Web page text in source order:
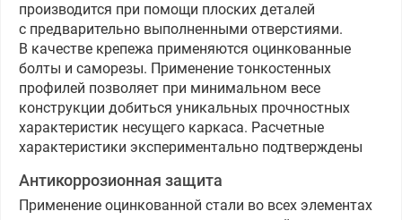
производится при помощи плоских деталей
с предварительно выполненными отверстиями.
В качестве крепежа применяются оцинкованные
болты и саморезы. Применение тонкостенных
профилей позволяет при минимальном весе
конструкции добиться уникальных прочностных
характеристик несущего каркаса. Расчетные
характеристики экспериментально подтверждены
Антикоррозионная защита
Применение оцинкованной стали во всех элементах